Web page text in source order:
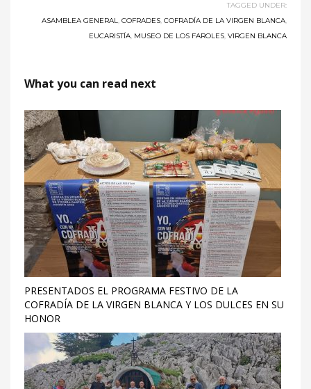
TAGGED UNDER:
ASAMBLEA GENERAL, COFRADES, COFRADÍA DE LA VIRGEN BLANCA,
EUCARISTÍA, MUSEO DE LOS FAROLES, VIRGEN BLANCA
What you can read next
PRESENTADOS EL PROGRAMA FESTIVO DE LA
COFRADÍA DE LA VIRGEN BLANCA Y LOS DULCES EN SU
HONOR